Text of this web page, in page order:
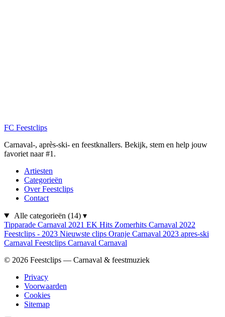
FC Feestclips
Carnaval-, après-ski- en feestknallers. Bekijk, stem en help jouw
favoriet naar #1.
Artiesten
Categorieën
Over Feestclips
Contact
Alle categorieën (14) ▾
Tipparade Carnaval 2021 EK Hits Zomerhits Carnaval 2022
Feestclips - 2023 Nieuwste clips Oranje Carnaval 2023 apres-ski
Carnaval Feestclips Carnaval Carnaval
© 2026 Feestclips — Carnaval & feestmuziek
Privacy
Voorwaarden
Cookies
Sitemap